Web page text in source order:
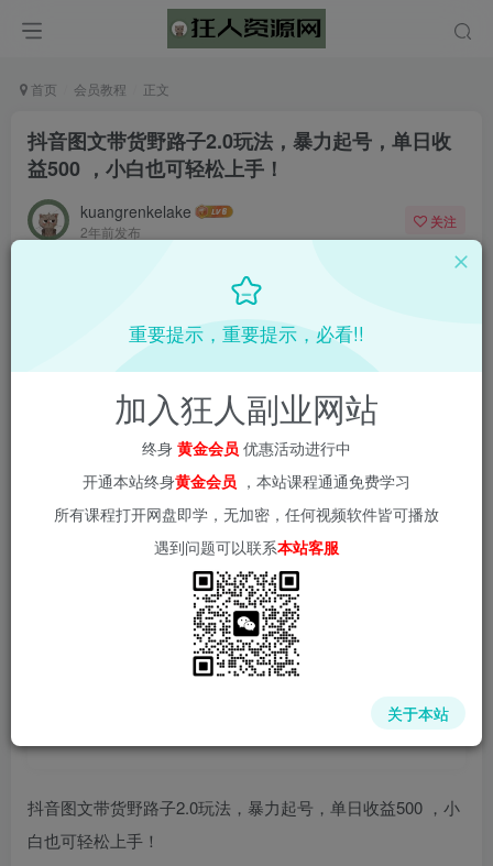
首页 会员教程 正文
抖音图文带货野路子2.0玩法，暴力起号，单日收
益500 ，小白也可轻松上手！
kuangrenkelake
2年前发布
关注
链接进入本站首页：
抖音图文带货野路子2.0玩法，暴力起号，单日收益500 ，小
白也可轻松上手！
重要提示，重要提示，必看!!
加入狂人副业网站
终身 黄金会员 优惠活动进行中
开通本站终身黄金会员 ，本站课程通通免费学习
所有课程打开网盘即学，无加密，任何视频软件皆可播放
遇到问题可以联系本站客服
关于本站